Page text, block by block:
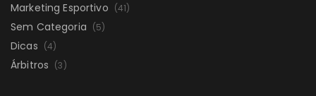
Marketing Esportivo (41)
Sem Categoria (5)
Dicas (4)
Árbitros (3)